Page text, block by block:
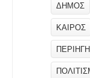
ΔΗΜΟΣ
ΚΑΙΡΟΣ